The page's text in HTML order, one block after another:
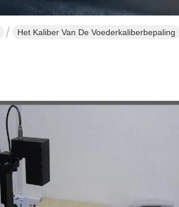
Het Kaliber Van De Voederkaliberbepaling